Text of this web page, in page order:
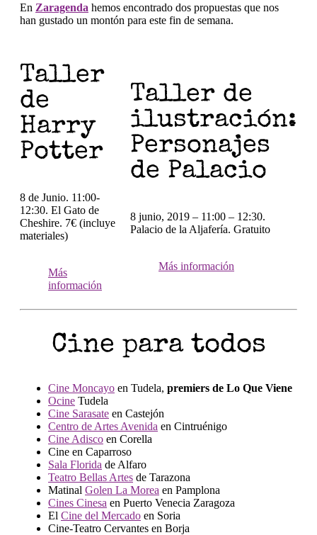
En Zaragenda hemos encontrado dos propuestas que nos
han gustado un montón para este fin de semana.
Taller
de
Harry
Potter
8 de Junio. 11:00-
12:30. El Gato de
Cheshire. 7€ (incluye
materiales)
Más
información
Taller de
ilustración:
Personajes
de Palacio
8 junio, 2019 – 11:00 – 12:30.
Palacio de la Aljafería. Gratuito
Más información
Cine para todos
Cine Moncayo en Tudela, premiers de Lo Que Viene
Ocine Tudela
Cine Sarasate en Castejón
Centro de Artes Avenida en Cintruénigo
Cine Adisco en Corella
Cine en Caparroso
Sala Florida de Alfaro
Teatro Bellas Artes de Tarazona
Matinal Golen La Morea en Pamplona
Cines Cinesa en Puerto Venecia Zaragoza
El Cine del Mercado en Soria
Cine-Teatro Cervantes en Borja